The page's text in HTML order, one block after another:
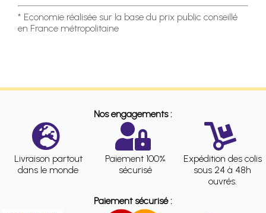
* Economie réalisée sur la base du prix public conseillé
en France métropolitaine
Nos engagements :
Livraison partout
dans le monde
Paiement 100%
sécurisé
Expédition des colis
sous 24 à 48h
ouvrés.
Paiement sécurisé :